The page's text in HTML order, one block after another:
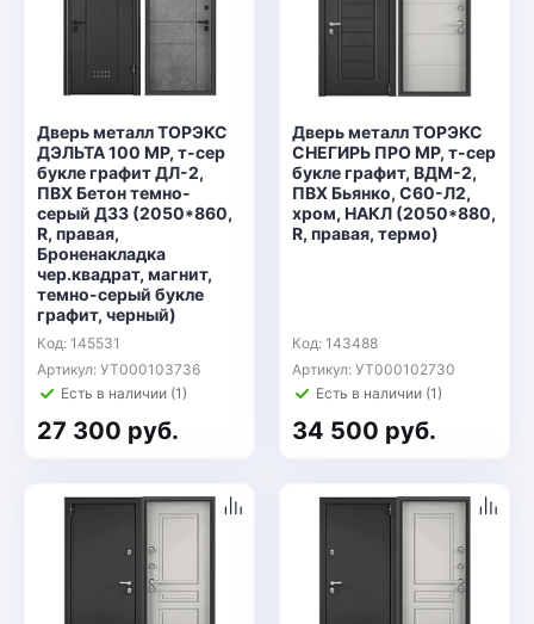
Дверь металл ТОРЭКС
ДЭЛЬТА 100 MP, т-сер
букле графит ДЛ-2,
ПВХ Бетон темно-
серый Д33 (2050*860,
R, правая,
Броненакладка
чер.квадрат, магнит,
темно-серый букле
графит, черный)
Код: 145531
Артикул: УТ000103736
Есть в наличии (1)
27 300 руб.
Дверь металл ТОРЭКС
СНЕГИРЬ ПРО MP, т-сер
букле графит, ВДМ-2,
ПВХ Бьянко, С60-Л2,
хром, НАКЛ (2050*880,
R, правая, термо)
Код: 143488
Артикул: УТ000102730
Есть в наличии (1)
34 500 руб.